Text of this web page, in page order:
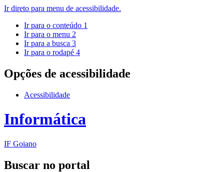
Ir direto para menu de acessibilidade.
Ir para o conteúdo 1
Ir para o menu 2
Ir para a busca 3
Ir para o rodapé 4
Opções de acessibilidade
Acessibilidade
Informática
IF Goiano
Buscar no portal